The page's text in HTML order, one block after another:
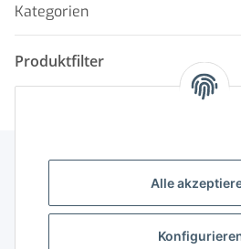
Alle
Kategorien
Produktfilter